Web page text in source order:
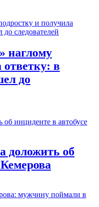
наглому
ответку: в
до
доложить об